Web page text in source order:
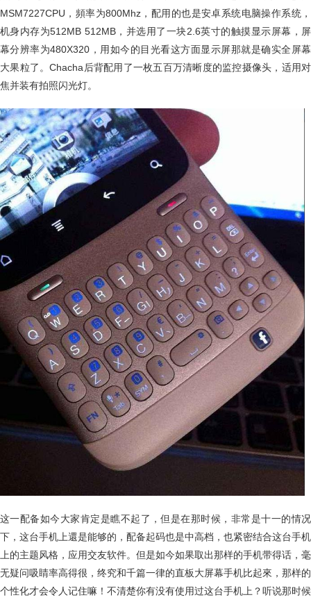
MSM7227CPU，頻率为800Mhz，配用的也是安卓系统电脑操作系统，
机身内存为512MB 512MB，并选用了一块2.6英寸的触摸显示屏幕，屏
幕分辨率为480X320，用如今的目光看这方面显示屏那就是确实全屏幕
大果粒了。Chacha后背配用了一枚五百万清晰度的监控摄像头，适用对
焦并装有拍照闪光灯。
这一配备如今大家肯定是瞧不起了，但是在那时候，非常是十一的情况
下，这台手机上還是能够的，配备起码也是中高档，也紧密结合这台手机
上的主题风格，应用交友软件。但是如今如果取出那样的手机带得话，毫
无疑问吸睛率高得很，终究和千篇一律的直板大屏幕手机比起來，那样的
个性化才会令人记住嘛！不清楚你有没有使用过这台手机上？听说那时候